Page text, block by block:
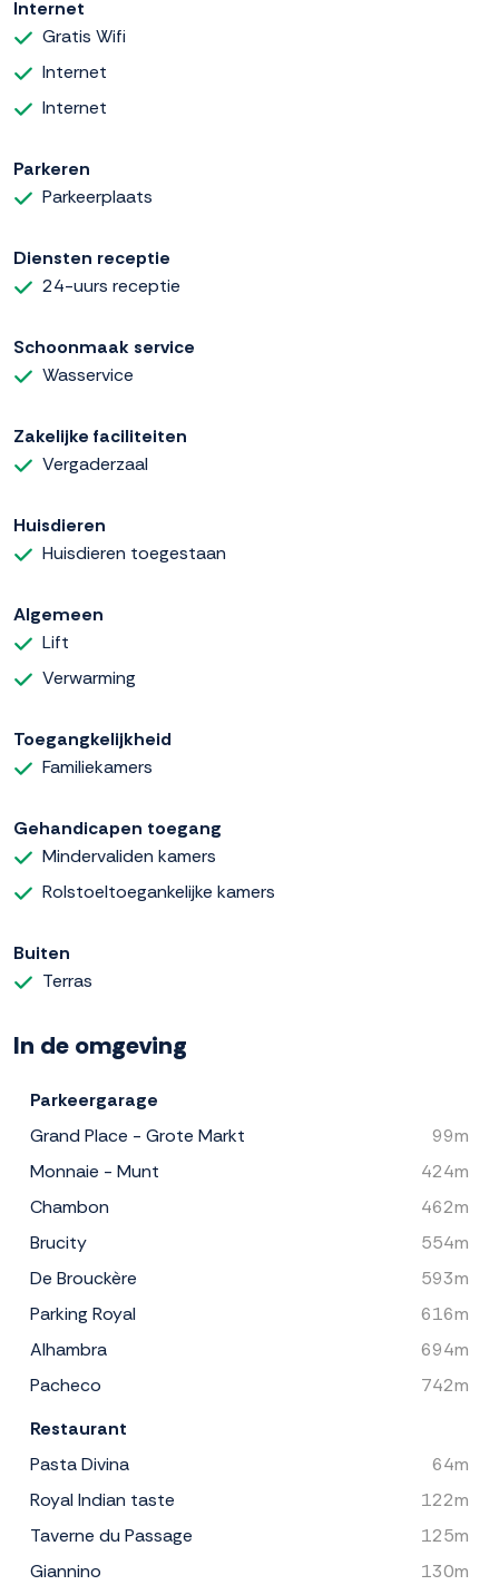
Internet
Gratis Wifi
Internet
Internet
Parkeren
Parkeerplaats
Diensten receptie
24-uurs receptie
Schoonmaak service
Wasservice
Zakelijke faciliteiten
Vergaderzaal
Huisdieren
Huisdieren toegestaan
Algemeen
Lift
Verwarming
Toegangkelijkheid
Familiekamers
Gehandicapen toegang
Mindervaliden kamers
Rolstoeltoegankelijke kamers
Buiten
Terras
In de omgeving
Parkeergarage
Grand Place - Grote Markt
99m
Monnaie - Munt
424m
Chambon
462m
Brucity
554m
De Brouckère
593m
Parking Royal
616m
Alhambra
694m
Pacheco
742m
Restaurant
Pasta Divina
64m
Royal Indian taste
122m
Taverne du Passage
125m
Giannino
130m